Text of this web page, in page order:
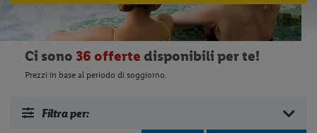
Ci sono36 offerte disponibili per te!
Prezzi in base al periodo di soggiorno.
Filtra per: